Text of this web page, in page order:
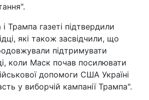
Трампа газеті підтвердили
які також засвідчили, що
підтримувати
коли Маск почав посилювати
допомоги США Україні
у виборчій кампанії Трампа".